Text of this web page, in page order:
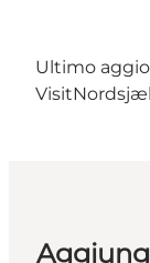
Ultimo